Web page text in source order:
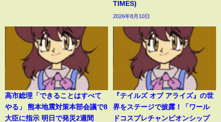
TIMES)
2026年8月10日
高市総理「できることはすべて
やる」 熊本地震対策本部会議で8
大臣に指示 明日で発災2週間
『テイルズ オブ アライズ』の世
界をステージで披露！「ワール
ドコスプレチャンピオンシップ